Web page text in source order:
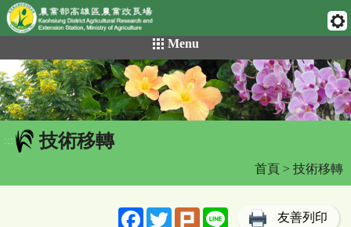
網頁置頂
到
主
要
內
容
區
Menu
::: 技術移轉
首頁 > 技術移轉
FacebookTwitterPlurk Line 友善列印